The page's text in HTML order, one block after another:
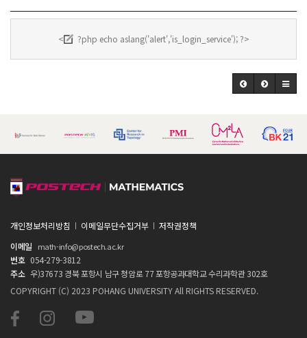
< ?php echo aslang('alert','is_login_service'); ?>
개인정보처리방침 이메일무단수집거부
저작권정책
이메일
math-info@postech.ac.kr
번호 054-279-3812
주소 우)37673 경북 포항시 남구 청암로 77 포항공과대학교 수리과학관 302호
COPYRIGHT (C) 2023 POHANG UNIVERSITY All RIGHTS RESERVED.